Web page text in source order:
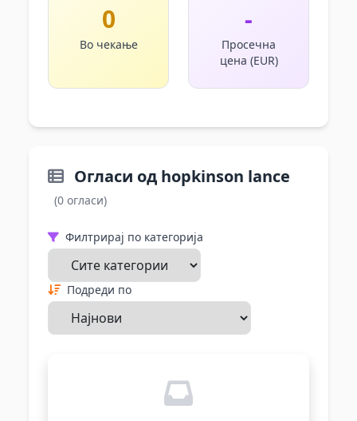
0
Во чекање
-
Просечна
цена (EUR)
Огласи од hopkinson lance
(0 огласи)
Филтрирај по категорија
Подреди по